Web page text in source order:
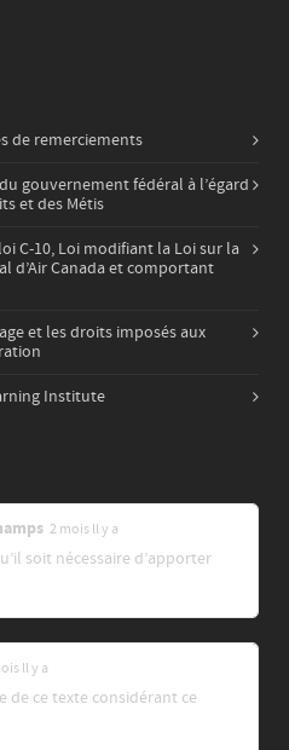
de remerciements
gouvernement fédéral à l’égard
et des Métis
C-10, Loi modifiant la Loi sur la
d’Air Canada et comportant
et les droits imposés aux
Institute
2 mois ll y a
soit nécessaire d’apporter
ll y a
de ce texte considérant ce